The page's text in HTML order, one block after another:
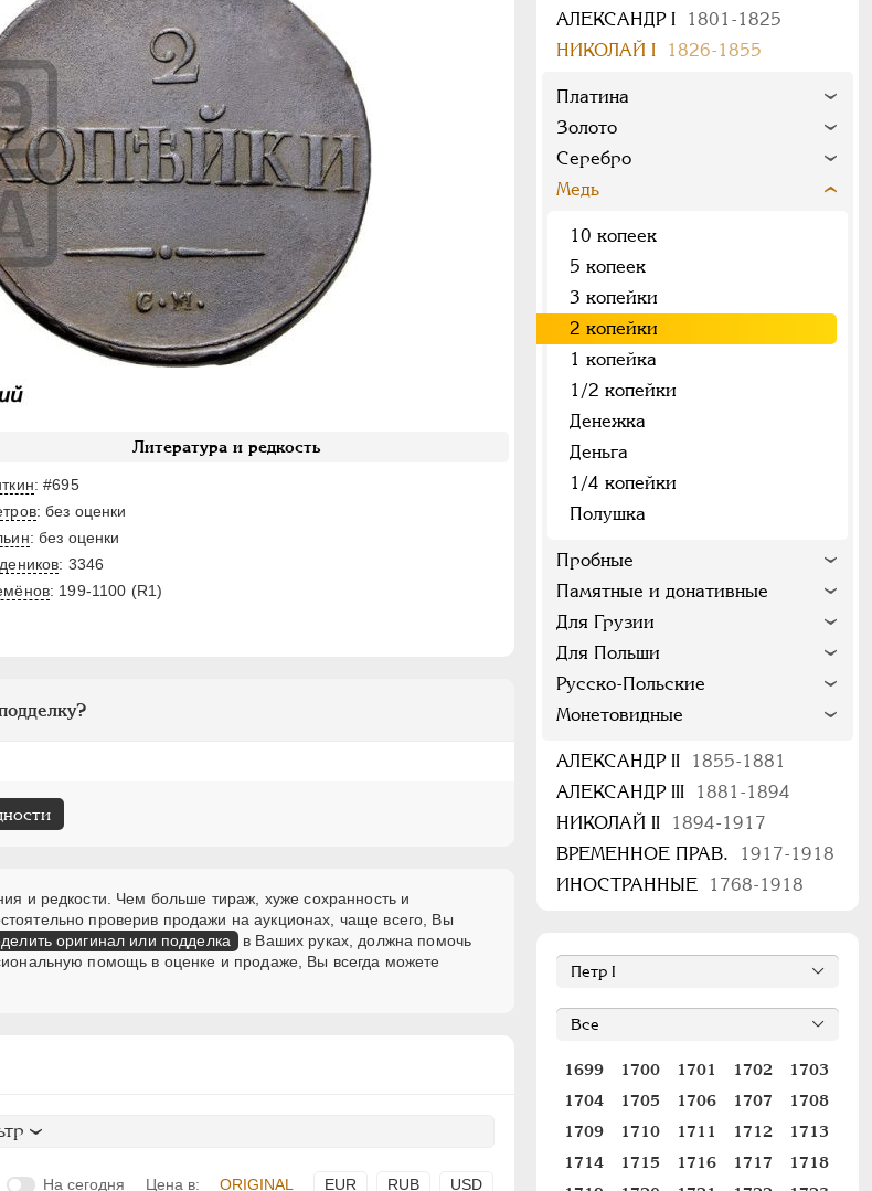
Литература и редкость
: #695
: без оценки
: без оценки
: 3346
: 199-1100 (R1)
и редкости. Чем больше тираж, хуже сохранность и
проверив продажи на аукционах, чаще всего, Вы
оригинал или подделка
в Ваших руках, должна помочь
помощь в оценке и продаже, Вы всегда можете
На сегодня Цена в: ORIGINAL EUR RUB USD
АЛЕКСАНДР I
1801-1825
НИКОЛАЙ I
1826-1855
Платина
Золото
Серебро
Медь
10 копеек
5 копеек
3 копейки
2 копейки
1 копейка
1/2 копейки
Денежка
Деньга
1/4 копейки
Полушка
Пробные
Памятные и донативные
Для Грузии
Для Польши
Русско-Польские
Монетовидные
АЛЕКСАНДР II
1855-1881
АЛЕКСАНДР III
1881-1894
НИКОЛАЙ II
1894-1917
ВРЕМЕННОЕ ПРАВ.
1917-1918
ИНОСТРАННЫЕ
1768-1918
1699 1700 1701 1702
1703
1704
1705 1706 1707
1708
1709
1710 1711 1712
1713
1714
1715 1716 1717
1718